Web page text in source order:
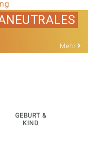
Mehr
GEBURT &
KIND